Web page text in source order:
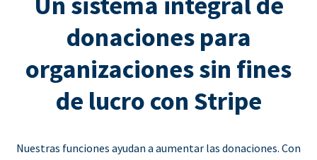
donaciones para
organizaciones sin fines
de lucro con Stripe
Nuestras funciones ayudan a aumentar las donaciones. Con